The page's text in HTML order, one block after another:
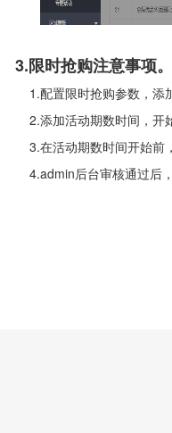
3.限时抢购注意事项。
置限时抢购参数，添加活
加活动期数时间，开始时
活动期数时间开始前，酒
后台审核通过后，活